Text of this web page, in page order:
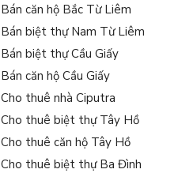
Bán căn hộ Bắc Từ Liêm
Bán biệt thự Nam Từ Liêm
Bán biệt thự Cầu Giấy
Bán căn hộ Cầu Giấy
Cho thuê nhà Ciputra
Cho thuê biệt thự Tây Hồ
Cho thuê căn hộ Tây Hồ
Cho thuê biệt thự Ba Đình